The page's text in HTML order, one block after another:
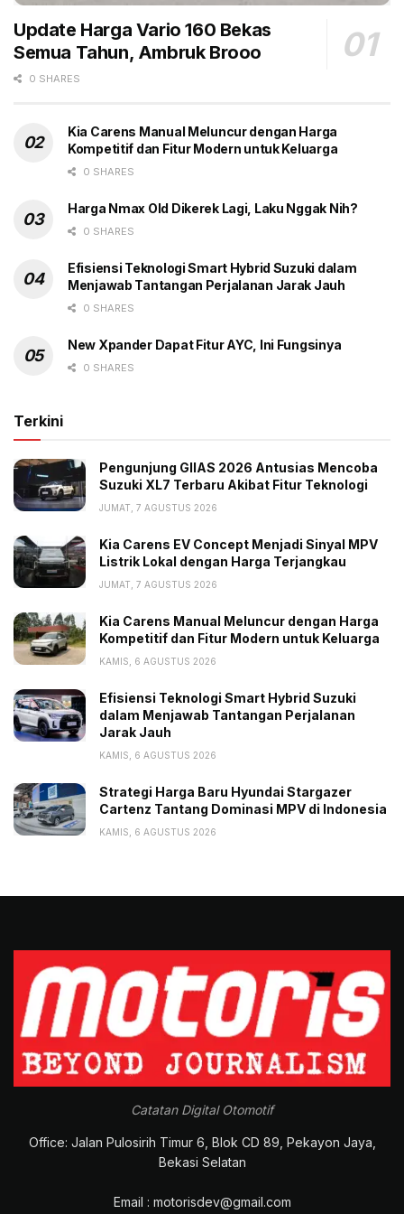
menyumbangkan 10% penjualan mobil global pada
2030. (gbr)
Mobil Elektrifikasi
Mobil Listrik PHEV Volvo
Update Harga Vario 160 Bekas
Semua Tahun, Ambruk Brooo
0 SHARES
Kia Carens Manual Meluncur dengan Harga
Kompetitif dan Fitur Modern untuk Keluarga
0 SHARES
Harga Nmax Old Dikerek Lagi, Laku Nggak Nih?
0 SHARES
Efisiensi Teknologi Smart Hybrid Suzuki dalam
Menjawab Tantangan Perjalanan Jarak Jauh
0 SHARES
New Xpander Dapat Fitur AYC, Ini Fungsinya
0 SHARES
Terkini
Pengunjung GIIAS 2026 Antusias Mencoba
Suzuki XL7 Terbaru Akibat Fitur Teknologi
JUMAT, 7 AGUSTUS 2026
Kia Carens EV Concept Menjadi Sinyal MPV
Listrik Lokal dengan Harga Terjangkau
JUMAT, 7 AGUSTUS 2026
Kia Carens Manual Meluncur dengan Harga
Kompetitif dan Fitur Modern untuk Keluarga
KAMIS, 6 AGUSTUS 2026
Efisiensi Teknologi Smart Hybrid Suzuki
dalam Menjawab Tantangan Perjalanan
Jarak Jauh
KAMIS, 6 AGUSTUS 2026
Strategi Harga Baru Hyundai Stargazer
Cartenz Tantang Dominasi MPV di Indonesia
KAMIS, 6 AGUSTUS 2026
Catatan Digital Otomotif
Office: Jalan Pulosirih Timur 6, Blok CD 89, Pekayon Jaya,
Bekasi Selatan
Email : motorisdev@gmail.com